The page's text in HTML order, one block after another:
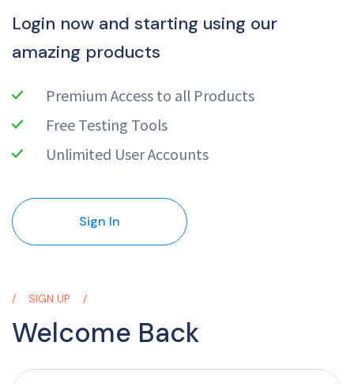
Login now and starting using our
amazing products
Premium Access to all Products
Free Testing Tools
Unlimited User Accounts
Sign In
SIGN UP
Welcome Back